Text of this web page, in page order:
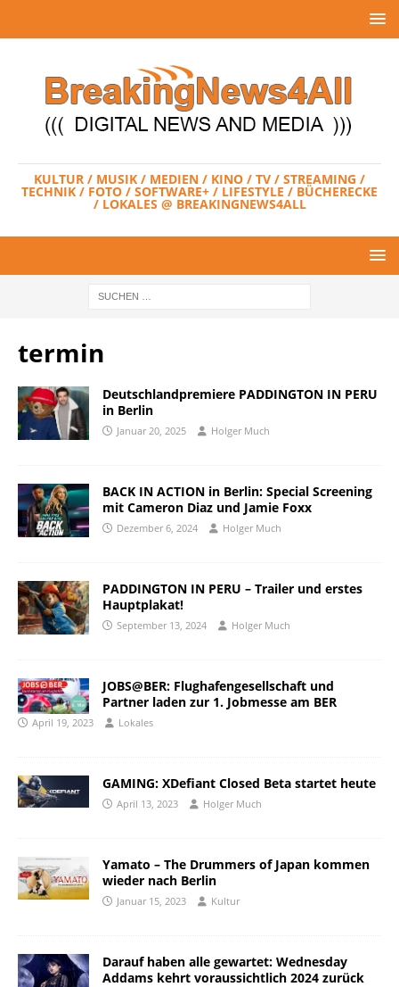
KULTUR / MUSIK / MEDIEN / KINO / TV / STREAMING /
TECHNIK / FOTO / SOFTWARE+ / LIFESTYLE / BÜCHERECKE
/ LOKALES @ BREAKINGNEWS4ALL
termin
Deutschlandpremiere PADDINGTON IN PERU
in Berlin
Januar 20, 2025 Holger Much
BACK IN ACTION in Berlin: Special Screening
mit Cameron Diaz und Jamie Foxx
Dezember 6, 2024 Holger Much
PADDINGTON IN PERU – Trailer und erstes
Hauptplakat!
September 13, 2024 Holger Much
JOBS@BER: Flughafengesellschaft und
Partner laden zur 1. Jobmesse am BER
April 19, 2023 Lokales
GAMING: XDefiant Closed Beta startet heute
April 13, 2023 Holger Much
Yamato – The Drummers of Japan kommen
wieder nach Berlin
Januar 15, 2023 Kultur
Darauf haben alle gewartet: Wednesday
Addams kehrt voraussichtlich 2024 zurück